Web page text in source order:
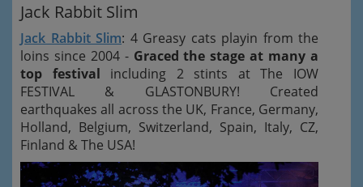
Jack Rabbit Slim
Jack Rabbit Slim: 4 Greasy cats playin from the
loins since 2004 - Graced the stage at many a
top festival including 2 stints at The IOW
FESTIVAL & GLASTONBURY! Created
earthquakes all across the UK, France, Germany,
Holland, Belgium, Switzerland, Spain, Italy, CZ,
Finland & The USA!